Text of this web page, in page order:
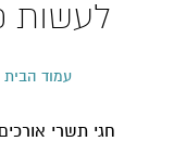
לעשות
עמוד הבית>
חגי תשרי אורכים